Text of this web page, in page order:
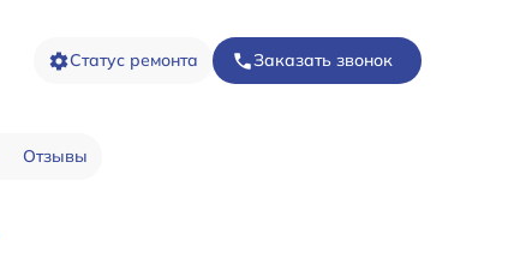
Статус ремонта Заказать звонок
Отзывы